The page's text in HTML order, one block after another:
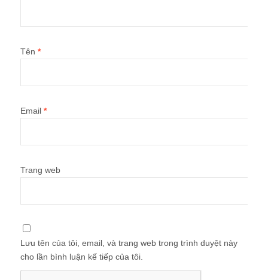
Tên *
Email *
Trang web
Lưu tên của tôi, email, và trang web trong trình duyệt này
cho lần bình luận kế tiếp của tôi.